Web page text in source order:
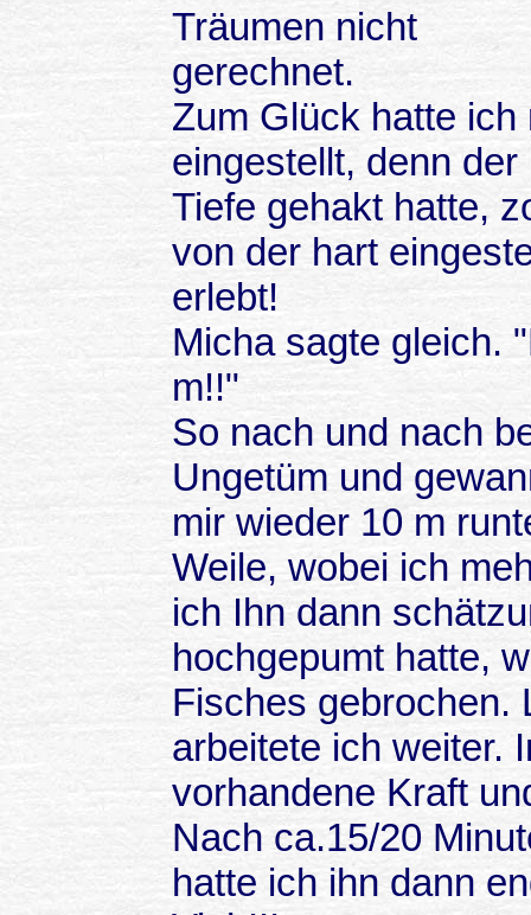
Träumen nicht
gerechnet.
Zum Glück hatte
eingestellt, denn
Tiefe gehakt hatte,
von der hart
erlebt!
Micha sagte gleich.
m!!"
So nach und nach
Ungetüm und
mir wieder 10 m
Weile, wobei ich
ich Ihn dann
hochgepumt hatte,
Fisches gebrochen.
arbeitete ich weiter.
vorhandene Kraft
Nach ca.15/20
hatte ich ihn dann